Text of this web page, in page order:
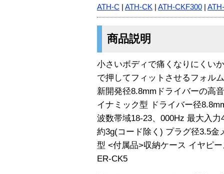
ATH-C ATH-CK ATH-CKF300
商品説明
小さいボディで痛くなりにくい
で押してフィットさせるフォル
新開発径8.8mmドライバーの高
イナミック型 ドライバー径
波数帯域18-23、000Hz 最大入
約3g(コード除く) プラグ径3.5金
型 <付属品>収納ケース イヤピ
ER-CK5